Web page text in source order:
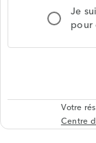
Je
pour
Votre
Centre